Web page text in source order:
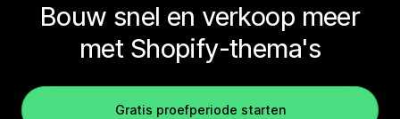
Bouw snel en verkoop meer
met Shopify-thema's
Gratis proefperiode starten